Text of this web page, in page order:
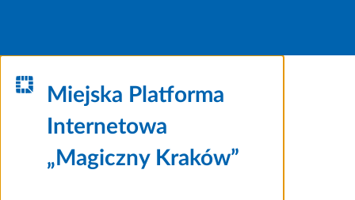
Miejska Platforma
Internetowa
„Magiczny Kraków”